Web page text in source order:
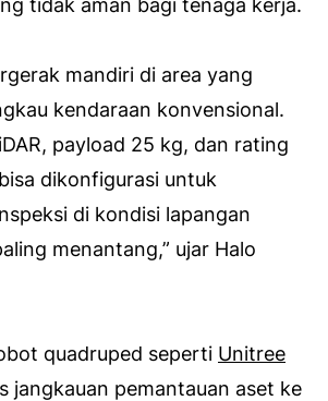
tidak aman bagi tenaga kerja.
mandiri di area yang
kendaraan konvensional.
payload 25 kg, dan rating
dikonfigurasi untuk
di kondisi lapangan
menantang,” ujar Halo
quadruped seperti Unitree
jangkauan pemantauan aset ke